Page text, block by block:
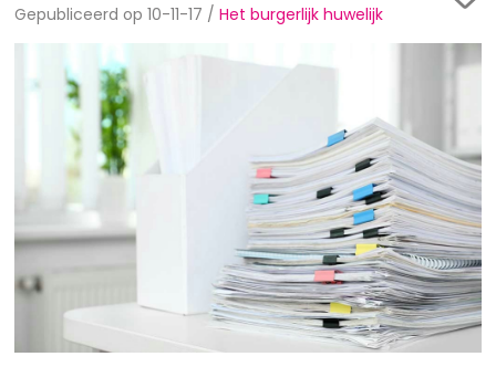
Gepubliceerd op 10-11-17 /Het burgerlijk huwelijk